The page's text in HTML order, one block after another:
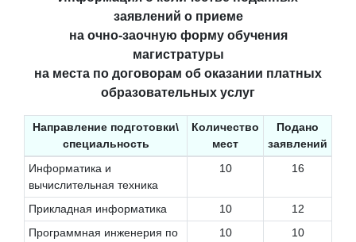
заявлений о приеме
на очно-заочную форму обучения
магистратуры
на места по договорам об оказании платных
образовательных услуг
Направление подготовки\
специальность
Количество
мест
Подано
заявлений
Информатика и
вычислительная техника
10 16
Прикладная информатика 10
12
Программная инженерия по
10 10